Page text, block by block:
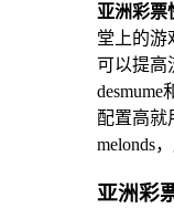
亚洲彩票
堂上的游
可以提高
配置高就
melonds
亚洲彩